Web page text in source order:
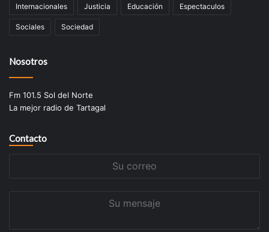
Internacionales Justicia Educación Espectaculos
Sociales Sociedad
Nosotros
Fm 101.5 Sol del Norte
La mejor radio de Tartagal
Contacto